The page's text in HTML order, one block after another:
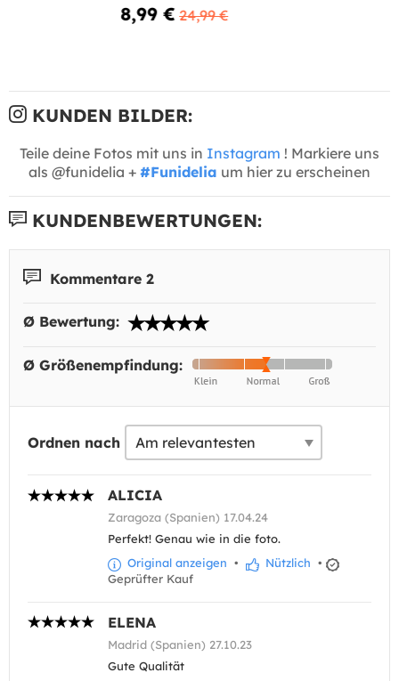
8,99 € 24,99 €
KUNDEN BILDER:
Teile deine Fotos mit uns in Instagram ! Markiere uns
als @funidelia + #Funidelia um hier zu erscheinen
KUNDENBEWERTUNGEN:
Kommentare 2
Ø Bewertung:
Ø Größenempfindung:
Ordnen nach
ALICIA
Zaragoza (Spanien) 17.04.24
Perfekt! Genau wie in die foto.
Original anzeigen • Nützlich •
Geprüfter Kauf
ELENA
Madrid (Spanien) 27.10.23
Gute Qualität